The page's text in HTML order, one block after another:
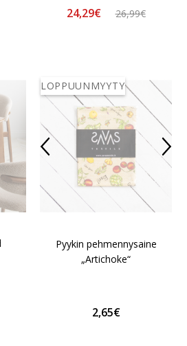
24,29€ 26,99€
LOPPUUNMYYTY
Pyykin pehmennysaine
„Artichoke“
2,65€